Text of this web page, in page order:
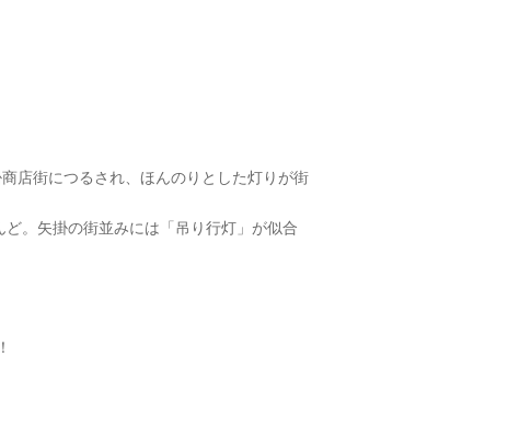
商店街につるされ、ほんのりとした灯りが街
ど。矢掛の街並みには「吊り行灯」が似合